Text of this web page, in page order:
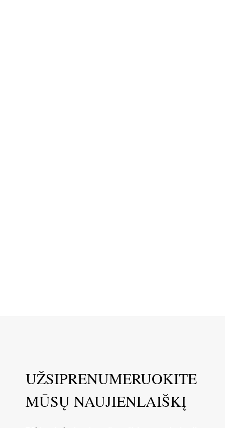
UŽSIPRENUMERUOKITE
MŪSŲ NAUJIENLAIŠKĮ